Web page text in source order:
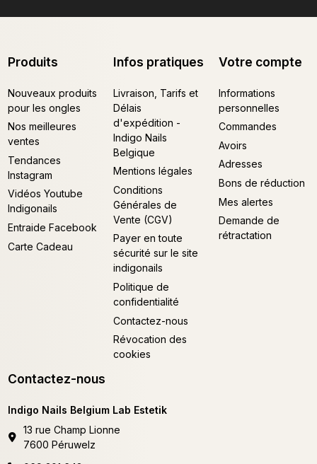
Produits
Nouveaux produits
pour les ongles
Nos meilleures
ventes
Tendances
Instagram
Vidéos Youtube
Indigonails
Entraide Facebook
Carte Cadeau
Infos pratiques
Livraison, Tarifs et
Délais
d'expédition -
Indigo Nails
Belgique
Mentions légales
Conditions
Générales de
Vente (CGV)
Payer en toute
sécurité sur le site
indigonails
Politique de
confidentialité
Contactez-nous
Révocation des
cookies
Votre compte
Informations
personnelles
Commandes
Avoirs
Adresses
Bons de réduction
Mes alertes
Demande de
rétractation
Contactez-nous
Indigo Nails Belgium Lab Estetik
13 rue Champ Lionne
7600 Péruwelz